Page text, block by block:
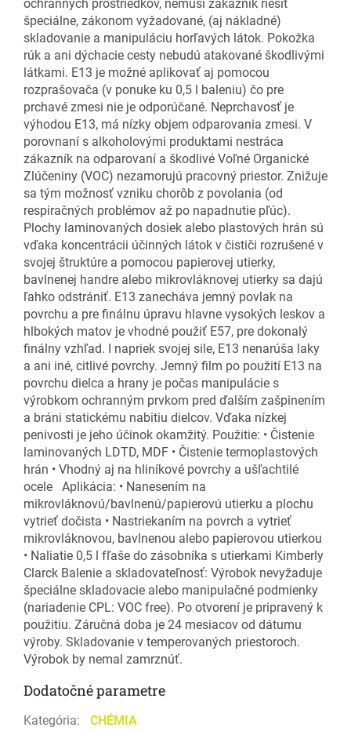
ochranných prostriedkov, nemusí zákazník riešiť
špeciálne, zákonom vyžadované, (aj nákladné)
skladovanie a manipuláciu horľavých látok. Pokožka
rúk a ani dýchacie cesty nebudú atakované škodlivými
látkami. E13 je možné aplikovať aj pomocou
rozprašovača (v ponuke ku 0,5 l baleniu) čo pre
prchavé zmesi nie je odporúčané. Neprchavosť je
výhodou E13, má nízky objem odparovania zmesi. V
porovnaní s alkoholovými produktami nestráca
zákazník na odparovaní a škodlivé Voľné Organické
Zlúčeniny (VOC) nezamorujú pracovný priestor. Znižuje
sa tým možnosť vzniku chorôb z povolania (od
respiračných problémov až po napadnutie pľúc).
Plochy laminovaných dosiek alebo plastových hrán sú
vďaka koncentrácii účinných látok v čističi rozrušené v
svojej štruktúre a pomocou papierovej utierky,
bavlnenej handre alebo mikrovláknovej utierky sa dajú
ľahko odstrániť. E13 zanecháva jemný povlak na
povrchu a pre finálnu úpravu hlavne vysokých leskov a
hlbokých matov je vhodné použiť E57, pre dokonalý
finálny vzhľad. I napriek svojej sile, E13 nenarúša laky
a ani iné, citlivé povrchy. Jemný film po použití E13 na
povrchu dielca a hrany je počas manipulácie s
výrobkom ochranným prvkom pred ďalším zašpinením
a bráni statickému nabitiu dielcov. Vďaka nízkej
penivosti je jeho účinok okamžitý. Použitie: • Čistenie
laminovaných LDTD, MDF • Čistenie termoplastových
hrán • Vhodný aj na hliníkové povrchy a ušľachtilé
ocele Aplikácia: • Nanesením na
mikrovláknovú/bavlnenú/papierovú utierku a plochu
vytrieť dočista • Nastriekaním na povrch a vytrieť
mikrovláknovou, bavlnenou alebo papierovou utierkou
• Naliatie 0,5 l fľaše do zásobníka s utierkami Kimberly
Clarck Balenie a skladovateľnosť: Výrobok nevyžaduje
špeciálne skladovacie alebo manipulačné podmienky
(nariadenie CPL: VOC free). Po otvorení je pripravený k
použitiu. Záručná doba je 24 mesiacov od dátumu
výroby. Skladovanie v temperovaných priestoroch.
Výrobok by nemal zamrznúť.
Dodatočné parametre
Kategória:
CHÉMIA